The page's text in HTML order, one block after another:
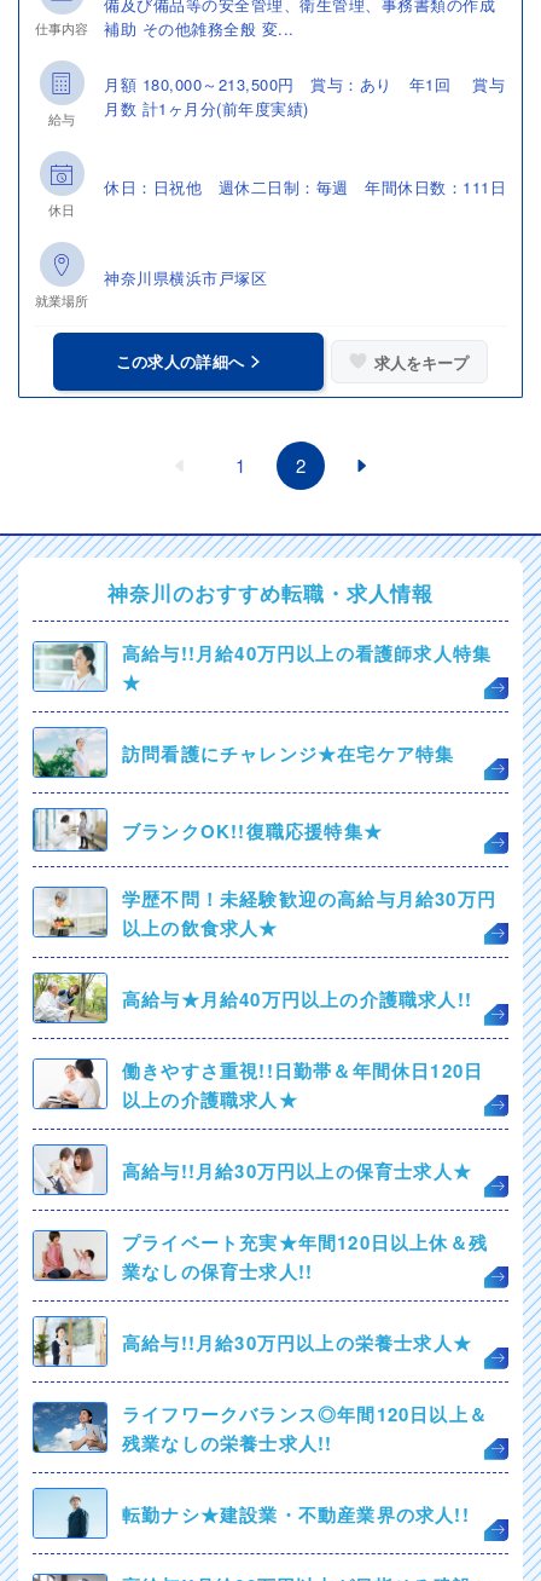
仕事内容
補助 その他雑務全般 変...
給与
月額 180,000～213,500円 賞与：あり 年1回 賞与
月数 計1ヶ月分(前年度実績)
休日
休日：日祝他 週休二日制：毎週 年間休日数：111日
就業場所
神奈川県横浜市戸塚区
この求人の詳細へ 求人をキープ
1 2
神奈川のおすすめ転職・求人情報
高給与!!月給40万円以上の看護師求人特集
★
訪問看護にチャレンジ★在宅ケア特集
ブランクOK!!復職応援特集★
学歴不問！未経験歓迎の高給与月給30万円
以上の飲食求人★
高給与★月給40万円以上の介護職求人!!
働きやすさ重視!!日勤帯＆年間休日120日
以上の介護職求人★
高給与!!月給30万円以上の保育士求人★
プライベート充実★年間120日以上休＆残
業なしの保育士求人!!
高給与!!月給30万円以上の栄養士求人★
ライフワークバランス◎年間120日以上＆
残業なしの栄養士求人!!
転勤ナシ★建設業・不動産業界の求人!!